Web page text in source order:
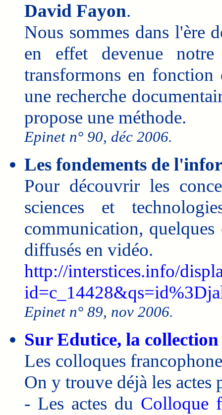
David Fayon.
Nous sommes dans l'ère
en effet devenue
transformons en
une recherche
propose une méthode.
Epinet n° 90, déc 2006.
Les fondements de
Pour découvrir les
sciences et
communication, quelques
diffusés en vidéo.
http://interstices.info/
Epinet n° 89, nov 2006.
Sur Edutice, la
Les colloques
On y trouve déjà les actes
- Les actes du Colloque